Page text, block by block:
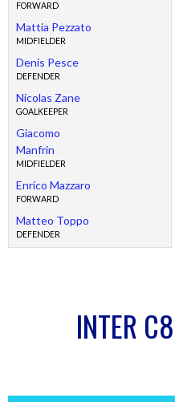
FORWARD
Mattia Pezzato
MIDFIELDER
Denis Pesce
DEFENDER
Nicolas Zane
GOALKEEPER
Giacomo
Manfrin
MIDFIELDER
Enrico Mazzaro
FORWARD
Matteo Toppo
DEFENDER
INTER C8